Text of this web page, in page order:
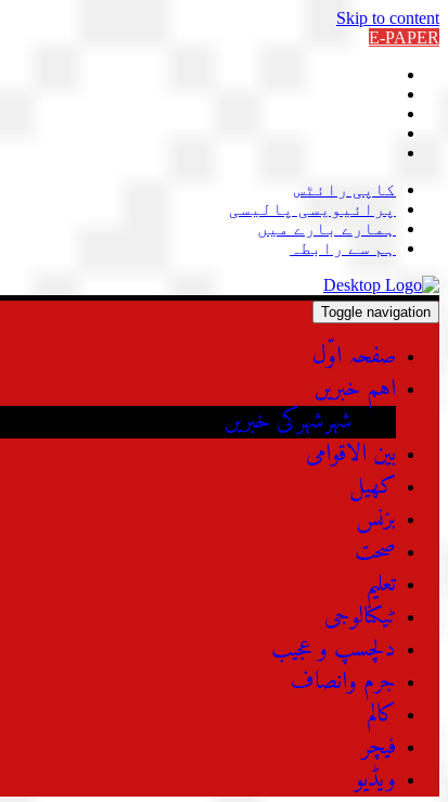
Skip to content
E-PAPER
کاپی رائٹس
پرائیویسی پالیسی
ہمارے بارے میں
ہم سے رابطہ
Toggle navigation
صفحہ اوّل
اہم خبریں
شہرشہرکی خبریں
بین الاقوامی
کھیل
بزنس
صحت
تعلیم
ٹیکنالوجی
دلچسپ و عجیب
جرم وانصاف
کالم
فیچر
ویڈیو